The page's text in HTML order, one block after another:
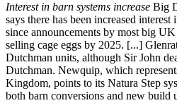
Interest in barn systems increase Big
says there has been increased
since announcements by most big
selling cage eggs by 2025. [...]
Dutchman units, although Sir John
Dutchman. Newquip, which
Kingdom, points to its Natura Step
both barn conversions and new